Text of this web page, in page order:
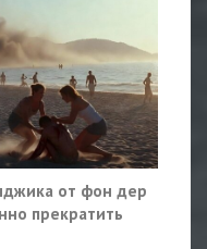
от фон дер
прекратить